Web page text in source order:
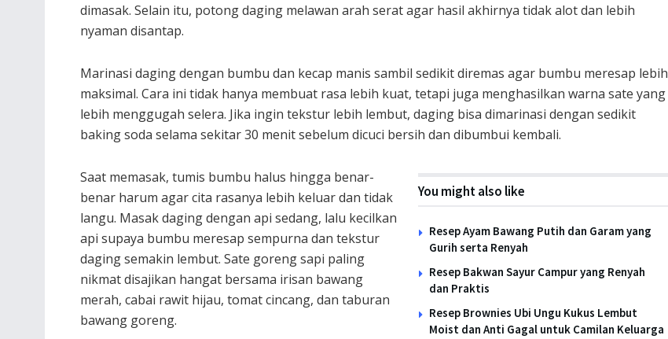
dimasak. Selain itu, potong daging melawan arah serat agar hasil akhirnya tidak alot dan lebih
nyaman disantap.
Marinasi daging dengan bumbu dan kecap manis sambil sedikit diremas agar bumbu meresap lebih
maksimal. Cara ini tidak hanya membuat rasa lebih kuat, tetapi juga menghasilkan warna sate yang
lebih menggugah selera. Jika ingin tekstur lebih lembut, daging bisa dimarinasi dengan sedikit
baking soda selama sekitar 30 menit sebelum dicuci bersih dan dibumbui kembali.
You might also like
Resep Ayam Bawang Putih dan Garam yang
Gurih serta Renyah
Resep Bakwan Sayur Campur yang Renyah
dan Praktis
Resep Brownies Ubi Ungu Kukus Lembut
Moist dan Anti Gagal untuk Camilan Keluarga
Saat memasak, tumis bumbu halus hingga benar-
benar harum agar cita rasanya lebih keluar dan tidak
langu. Masak daging dengan api sedang, lalu kecilkan
api supaya bumbu meresap sempurna dan tekstur
daging semakin lembut. Sate goreng sapi paling
nikmat disajikan hangat bersama irisan bawang
merah, cabai rawit hijau, tomat cincang, dan taburan
bawang goreng.